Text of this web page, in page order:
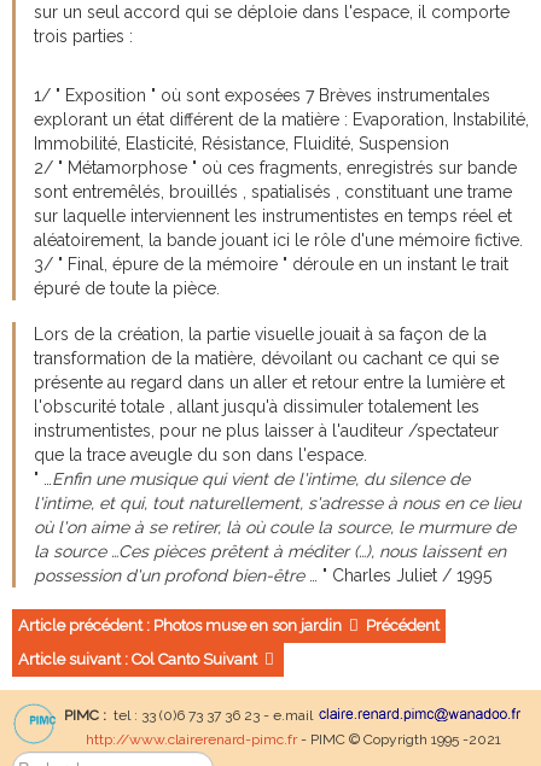
sur un seul accord qui se déploie dans l'espace, il comporte
trois parties :
1/ " Exposition " où sont exposées 7 Brèves instrumentales
explorant un état différent de la matière : Evaporation, Instabilité,
Immobilité, Elasticité, Résistance, Fluidité, Suspension
2/ " Métamorphose " où ces fragments, enregistrés sur bande
sont entremêlés, brouillés , spatialisés , constituant une trame
sur laquelle interviennent les instrumentistes en temps réel et
aléatoirement, la bande jouant ici le rôle d'une mémoire fictive.
3/ " Final, épure de la mémoire " déroule en un instant le trait
épuré de toute la pièce.
Lors de la création, la partie visuelle jouait à sa façon de la
transformation de la matière, dévoilant ou cachant ce qui se
présente au regard dans un aller et retour entre la lumière et
l'obscurité totale , allant jusqu'à dissimuler totalement les
instrumentistes, pour ne plus laisser à l'auditeur /spectateur
que la trace aveugle du son dans l'espace.
" … Enfin une musique qui vient de l'intime, du silence de
l'intime, et qui, tout naturellement, s'adresse à nous en ce lieu
où l'on aime à se retirer, là où coule la source, le murmure de
la source …Ces pièces prêtent à méditer (…), nous laissent en
possession d'un profond bien-être… " Charles Juliet / 1995
Article précédent : Photos muse en son jardin
Précédent
Article suivant : Col CantoSuivant
PIMC : tel : 33 (0)6 73 37 36 23 - e.mail
http://www.clairerenard-pimc.fr- PIMC © Copyrigth 1995 -2021
Rechercher